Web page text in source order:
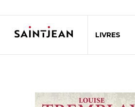
LIVRES